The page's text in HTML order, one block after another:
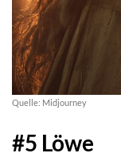
Quelle: Midjourney
#5 Löwe